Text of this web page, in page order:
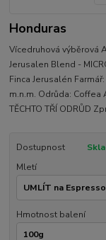
Honduras
Vícedruhová výběrová
Jerusalen Blend -
Finca Jerusalén
m.n.m. Odrůda: Coffea
TĚCHTO TŘÍ ODRŮD
Dostupnost
Mletí
Hmotnost balení